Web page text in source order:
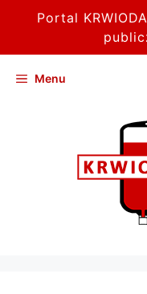
Portal
Menu